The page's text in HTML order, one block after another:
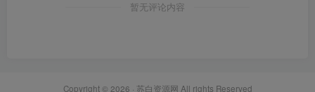
暂无评论内容
Copyright © 2026 · 苏白资源网 All rights Reserved